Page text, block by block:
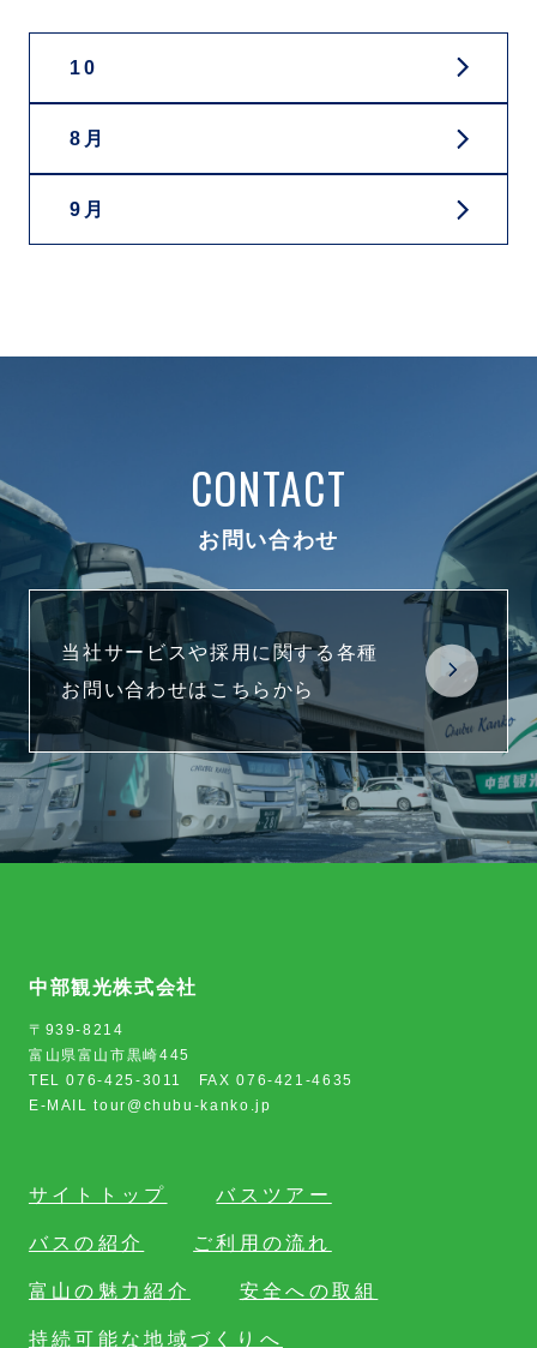
10
8月
9月
CONTACT
お問い合わせ
当社サービスや採用に関する各種
お問い合わせはこちらから
中部観光株式会社
〒939-8214
富山県富山市黒崎445
TEL 076-425-3011 FAX 076-421-4635
E-MAIL tour@chubu-kanko.jp
サイトトップ バスツアー
バスの紹介 ご利用の流れ
富山の魅力紹介 安全への取組
持続可能な地域づくりへ